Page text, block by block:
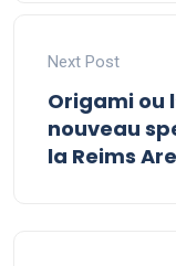
Next Post
Origami ou
nouveau
la Reims